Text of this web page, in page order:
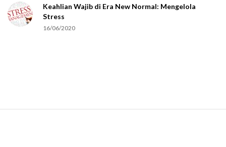
Keahlian Wajib di Era New Normal: Mengelola
Stress
16/06/2020